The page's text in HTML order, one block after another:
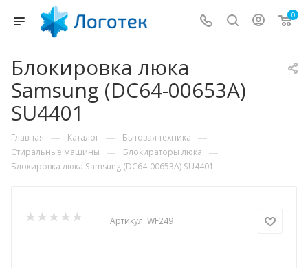
0
Блокировка люка
Samsung (DC64-00653A)
SU4401
Главная — Каталог — Бытовая техника —
Стиральные машины — Блокираторы люка —
Блокировка люка Samsung (DC64-00653A) SU4401
Артикул: WF249